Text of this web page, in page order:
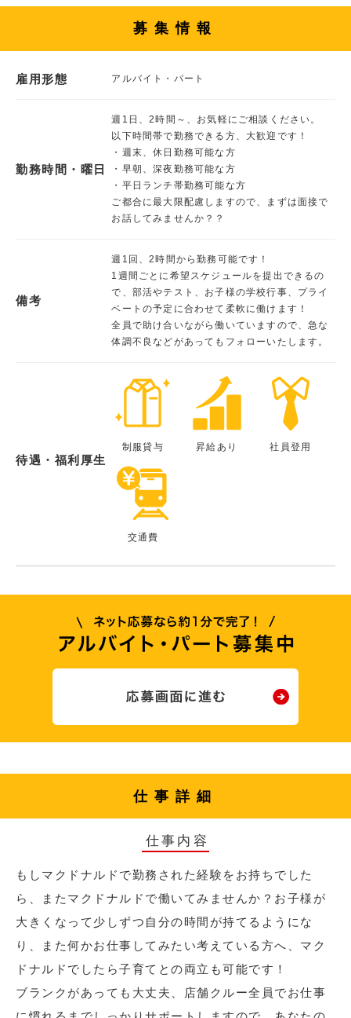
募集情報
雇用形態 アルバイト・パート
勤務時間・曜日
週1日、2時間～、お気軽にご相談ください。
以下時間帯で勤務できる方、大歓迎です！
・週末、休日勤務可能な方
・早朝、深夜勤務可能な方
・平日ランチ帯勤務可能な方
ご都合に最大限配慮しますので、まずは面接で
お話してみませんか？？
備考
週1回、2時間から勤務可能です！
1週間ごとに希望スケジュールを提出できるの
で、部活やテスト、お子様の学校行事、プライ
ベートの予定に合わせて柔軟に働けます！
全員で助け合いながら働いていますので、急な
体調不良などがあってもフォローいたします。
待遇・福利厚生
制服貸与 昇給あり 社員登用
交通費
仕事詳細
仕事内容
もしマクドナルドで勤務された経験をお持ちでした
ら、またマクドナルドで働いてみませんか？お子様が
大きくなって少しずつ自分の時間が持てるようにな
り、また何かお仕事してみたい考えている方へ、マク
ドナルドでしたら子育てとの両立も可能です！
ブランクがあっても大丈夫、店舗クルー全員でお仕事